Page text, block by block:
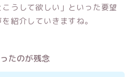
うして欲しい」といった要望
紹介していきますね。
たのが残念